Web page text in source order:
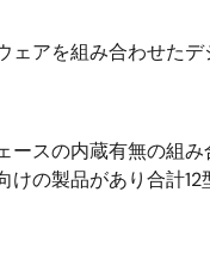
ェアを組み合わせた
ースの内蔵有無の組
けの製品があり合計